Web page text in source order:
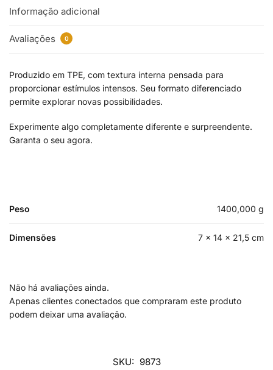
Informação adicional
Avaliações 0
Produzido em TPE, com textura interna pensada para
proporcionar estímulos intensos. Seu formato diferenciado
permite explorar novas possibilidades.
Experimente algo completamente diferente e surpreendente.
Garanta o seu agora.
Peso 1400,000 g
Dimensões 7 × 14 × 21,5 cm
Não há avaliações ainda.
Apenas clientes conectados que compraram este produto
podem deixar uma avaliação.
SKU: 9873